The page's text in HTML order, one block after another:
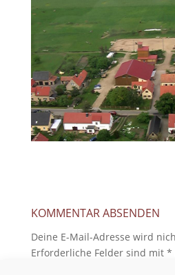
KOMMENTAR ABSENDEN
Deine E-Mail-Adresse wird
Erforderliche Felder sind mit *